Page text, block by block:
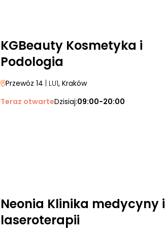
KGBeauty Kosmetyka i
Podologia
Przewóz 14 | LU1, Kraków
Teraz otwarteDzisiaj:09:00-20:00
Neonia Klinika medycyny i
laseroterapii